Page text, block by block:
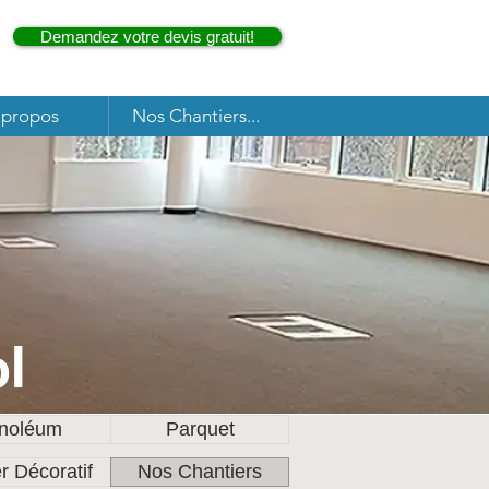
Demandez votre devis gratuit!
Nos Chantiers...
Parquet
Décoratif
Nos Chantiers